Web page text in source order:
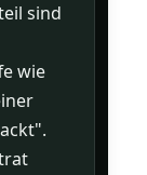
sind
wie